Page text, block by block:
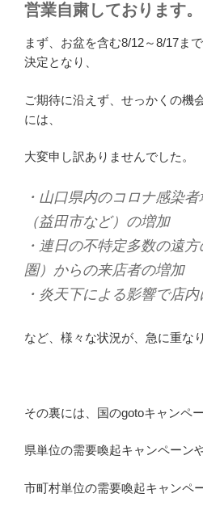
営業自粛しております
まず、お盆を含む8/12～8/17ま
決定となり、
ご期待に沿えず、せっかくの機
には、
大変申し訳ありませんでした。
・山口県内のコロナ感染
（益田市など）の増加
・連日の不特定多数の遠
圏）からの来店者の増加
・炎天下による影響で店
など、様々な状況が、急に重な
その裏には、国のgotoキャンペ
県単位の需要喚起キャンペーンや
市町村単位の需要喚起キャンペ